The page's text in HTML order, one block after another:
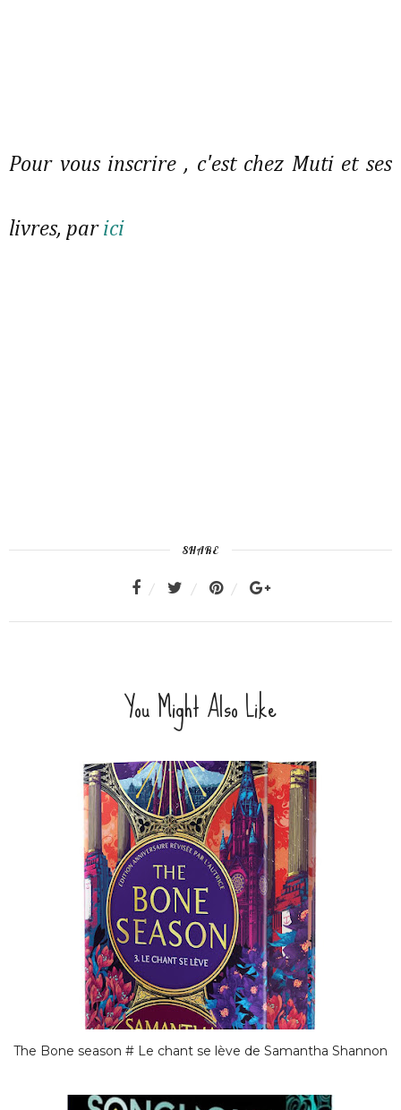
Pour vous inscrire , c'est chez Muti et ses
livres, par ici
SHARE
You Might Also Like
The Bone season # Le chant se lève de Samantha Shannon